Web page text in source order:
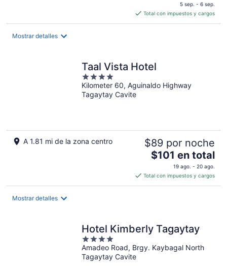
es
de
por
noche
5 sep. - 6 sep.
Total con impuestos y cargos
Mostrar detalles
Taal Vista Hotel
4
out
of
Kilometer 60, Aguinaldo Highway
Tagaytay Cavite
A 1.81 mi de la zona centro $89 por noche
El
precio
es
de
por
noche
$101 en total
19 ago. - 20 ago.
Total con impuestos y cargos
Mostrar detalles
Hotel Kimberly Tagaytay
4
out
of
Amadeo Road, Brgy. Kaybagal North
Tagaytay Cavite